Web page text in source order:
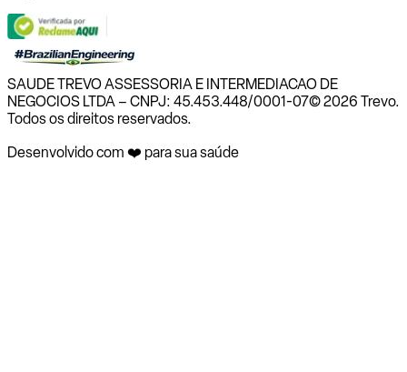
SAUDE TREVO ASSESSORIA E INTERMEDIACAO DE
NEGOCIOS LTDA – CNPJ: 45.453.448/0001-07© 2026 Trevo.
Todos os direitos reservados.
Desenvolvido com ❤️ para sua saúde